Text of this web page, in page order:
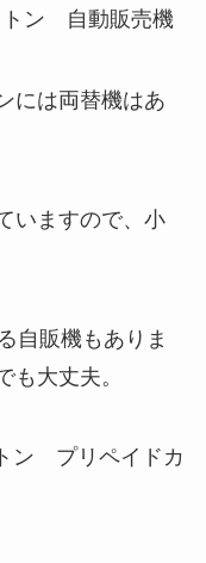
には両替機はあ
いますので、小
自販機もありま
も大丈夫。